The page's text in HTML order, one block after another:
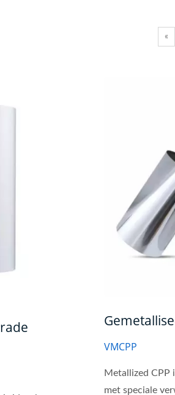
«
VMCPP
Metallized CPP
met speciale